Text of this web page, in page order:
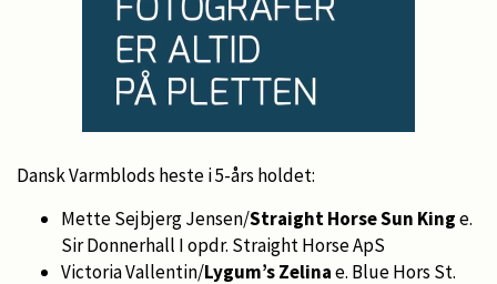
Dansk Varmblods heste i 5-års holdet:
Mette Sejbjerg Jensen/Straight Horse Sun Kinge.
Sir Donnerhall I opdr. Straight Horse ApS
Victoria Vallentin/Lygum’s Zelinae. Blue Hors St.